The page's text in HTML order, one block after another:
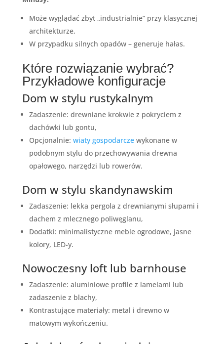
Może wyglądać zbyt „industrialnie” przy klasycznej
architekturze,
W przypadku silnych opadów – generuje hałas.
Które rozwiązanie wybrać?
Przykładowe konfiguracje
Dom w stylu rustykalnym
Zadaszenie: drewniane krokwie z pokryciem z
dachówki lub gontu,
Opcjonalnie: wiaty gospodarczewykonane w
podobnym stylu do przechowywania drewna
opałowego, narzędzi lub rowerów.
Dom w stylu skandynawskim
Zadaszenie: lekka pergola z drewnianymi słupami i
dachem z mlecznego poliwęglanu,
Dodatki: minimalistyczne meble ogrodowe, jasne
kolory, LED-y.
Nowoczesny loft lub barnhouse
Zadaszenie: aluminiowe profile z lamelami lub
zadaszenie z blachy,
Kontrastujące materiały: metal i drewno w
matowym wykończeniu.